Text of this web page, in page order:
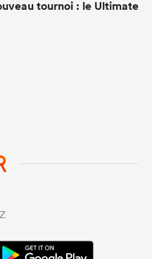
tournoi : le Ultimate